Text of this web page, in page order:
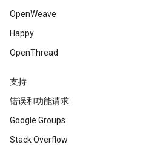
OpenWeave
Happy
OpenThread
支持
错误和功能请求
Google Groups
Stack Overflow